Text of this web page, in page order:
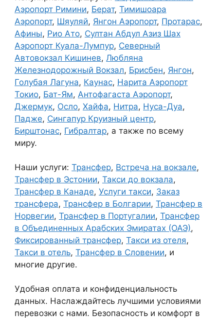
Аэропорт Римини, Берат, Тимишоара
Аэропорт, Шяуляй, Янгон Аэропорт, Протарас,
Афины, Рио Ато, Султан Абдул Азиз Шах
Аэропорт Куала-Лумпур, Северный
Автовокзал Кишинев, Любляна
Железнодорожный Вокзал, Брисбен, Янгон,
Голубая Лагуна, Каунас, Нарита Аэропорт
Токио, Бат-Ям, Антофагаста Аэропорт,
Джермук, Осло, Хайфа, Нитра, Нуса-Дуа,
Падже, Сингапур Круизный центр,
Бирштонас, Гибралтар, а также по всему
миру.
Наши услуги: Трансфер, Встреча на вокзале,
Трансфер в Эстонии, Такси до вокзала,
Трансфер в Канаде, Услуги такси, Заказ
трансфера, Трансфер в Болгарии, Трансфер в
Норвегии, Трансфер в Португалии, Трансфер
в Объединенных Арабских Эмиратах (ОАЭ),
Фиксированный трансфер, Такси из отеля,
Такси в отель, Трансфер в Словении, и
многие другие.
Удобная оплата и конфиденциальность
данных. Наслаждайтесь лучшими условиями
перевозки с нами. Безопасность и комфорт в